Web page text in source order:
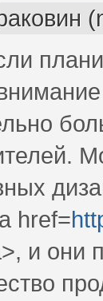
href=
и они